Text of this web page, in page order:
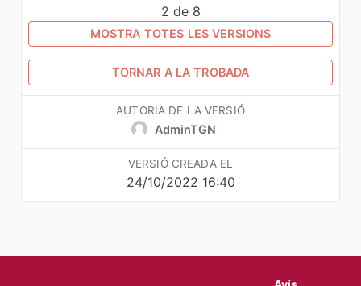
2 de 8
MOSTRA TOTES LES VERSIONS
TORNAR A LA TROBADA
AUTORIA DE LA VERSIÓ
AdminTGN
VERSIÓ CREADA EL
24/10/2022 16:40